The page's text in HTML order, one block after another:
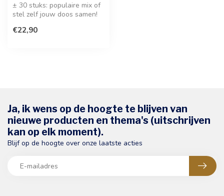
± 30 stuks: populaire mix of
stel zelf jouw doos samen!
€22,90
Ja, ik wens op de hoogte te blijven van
nieuwe producten en thema's (uitschrijven
kan op elk moment).
Blijf op de hoogte over onze laatste acties